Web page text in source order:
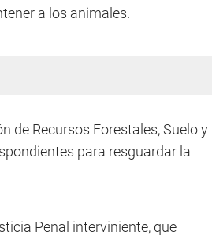
a los animales.
de Recursos Forestales, Suelo y
para resguardar la
Penal interviniente, que